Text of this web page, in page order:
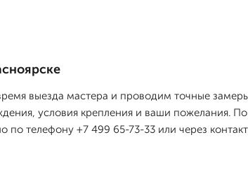
выезда мастера и проводим точные
условия крепления и ваши пожелания.
по телефону +7 499 65-73-33 или через